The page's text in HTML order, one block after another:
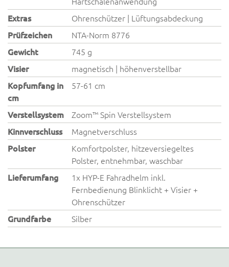
Extras
Ohrenschützer | Lüftungsabdeckung
Prüfzeichen
NTA-Norm 8776
Gewicht
745 g
Visier
magnetisch | höhenverstellbar
Kopfumfang in
cm
57-61 cm
Verstellsystem
Zoom™ Spin Verstellsystem
Kinnverschluss
Magnetverschluss
Polster
Komfortpolster, hitzeversiegeltes
Polster, entnehmbar, waschbar
Lieferumfang
1x HYP-E Fahradhelm inkl.
Fernbedienung Blinklicht + Visier +
Ohrenschützer
Grundfarbe
Silber